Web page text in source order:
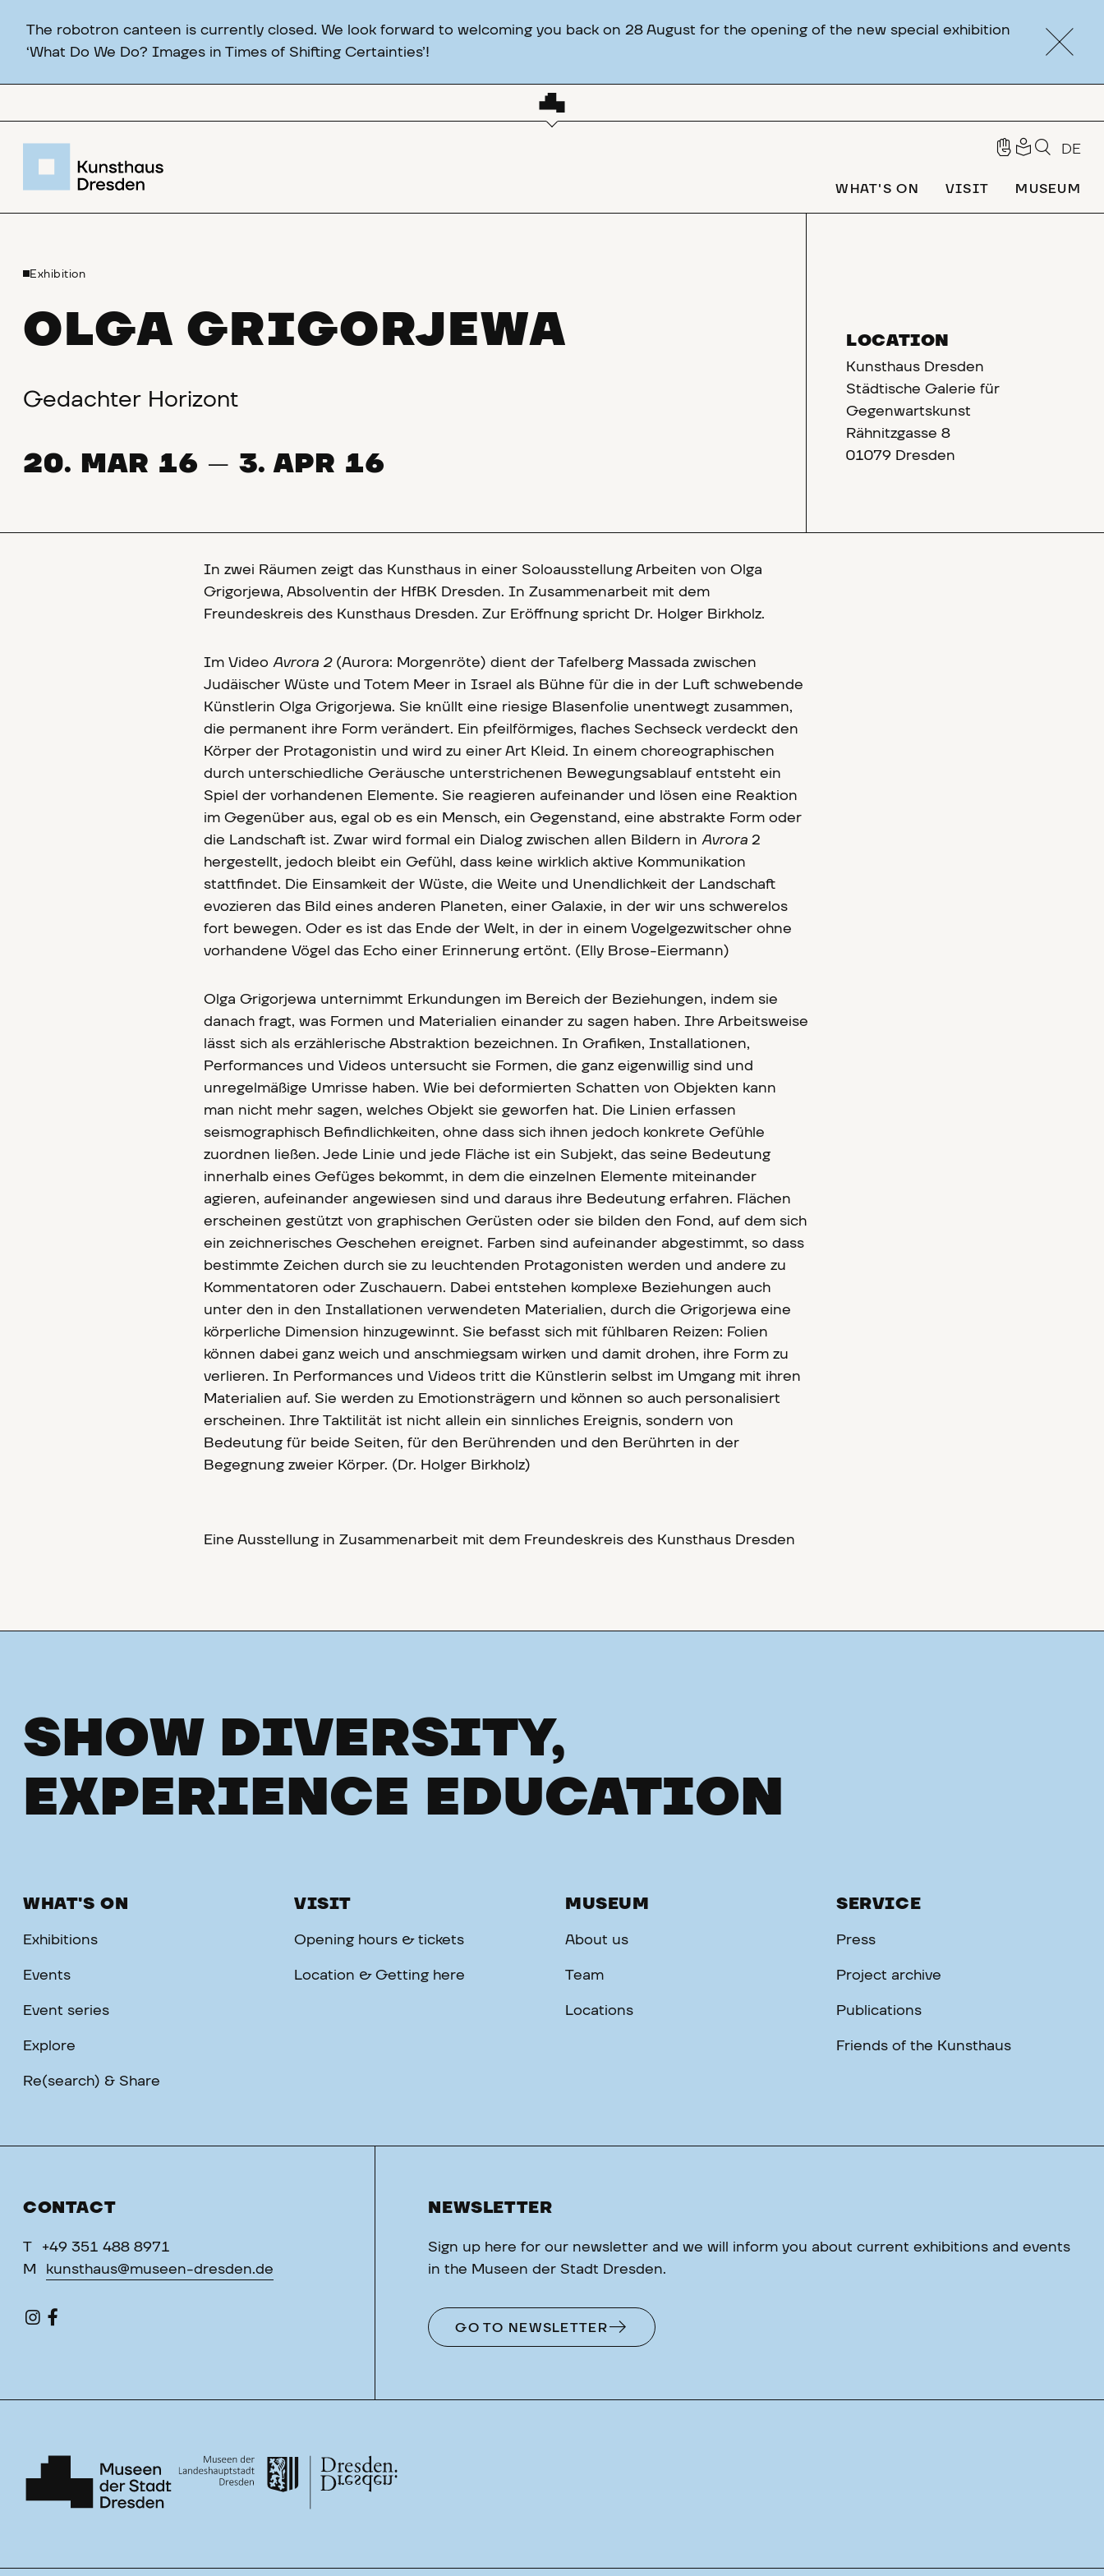
The robotron canteen is currently closed. We look forward to welcoming you back on 28 August for the opening of the new special exhibition
‘What Do We Do? Images in Times of Shifting Certainties’!
DE
WHAT'S ON VISIT MUSEUM
Exhibition
OLGA GRIGORJEWA
Gedachter Horizont
20. MAR 16 — 3. APR 16
LOCATION
Kunsthaus Dresden
Städtische Galerie für
Gegenwartskunst
Rähnitzgasse 8
01079 Dresden
In zwei Räumen zeigt das Kunsthaus in einer Soloausstellung Arbeiten von Olga
Grigorjewa, Absolventin der HfBK Dresden. In Zusammenarbeit mit dem
Freundeskreis des Kunsthaus Dresden. Zur Eröffnung spricht Dr. Holger Birkholz.
Im Video Avrora 2(Aurora: Morgenröte) dient der Tafelberg Massada zwischen
Judäischer Wüste und Totem Meer in Israel als Bühne für die in der Luft schwebende
Künstlerin Olga Grigorjewa. Sie knüllt eine riesige Blasenfolie unentwegt zusammen,
die permanent ihre Form verändert. Ein pfeilförmiges, flaches Sechseck verdeckt den
Körper der Protagonistin und wird zu einer Art Kleid. In einem choreographischen
durch unterschiedliche Geräusche unterstrichenen Bewegungsablauf entsteht ein
Spiel der vorhandenen Elemente. Sie reagieren aufeinander und lösen eine Reaktion
im Gegenüber aus, egal ob es ein Mensch, ein Gegenstand, eine abstrakte Form oder
die Landschaft ist. Zwar wird formal ein Dialog zwischen allen Bildern in Avrora 2
hergestellt, jedoch bleibt ein Gefühl, dass keine wirklich aktive Kommunikation
stattfindet. Die Einsamkeit der Wüste, die Weite und Unendlichkeit der Landschaft
evozieren das Bild eines anderen Planeten, einer Galaxie, in der wir uns schwerelos
fort bewegen. Oder es ist das Ende der Welt, in der in einem Vogelgezwitscher ohne
vorhandene Vögel das Echo einer Erinnerung ertönt. (Elly Brose-Eiermann)
Olga Grigorjewa unternimmt Erkundungen im Bereich der Beziehungen, indem sie
danach fragt, was Formen und Materialien einander zu sagen haben. Ihre Arbeitsweise
lässt sich als erzählerische Abstraktion bezeichnen. In Grafiken, Installationen,
Performances und Videos untersucht sie Formen, die ganz eigenwillig sind und
unregelmäßige Umrisse haben. Wie bei deformierten Schatten von Objekten kann
man nicht mehr sagen, welches Objekt sie geworfen hat. Die Linien erfassen
seismographisch Befindlichkeiten, ohne dass sich ihnen jedoch konkrete Gefühle
zuordnen ließen. Jede Linie und jede Fläche ist ein Subjekt, das seine Bedeutung
innerhalb eines Gefüges bekommt, in dem die einzelnen Elemente miteinander
agieren, aufeinander angewiesen sind und daraus ihre Bedeutung erfahren. Flächen
erscheinen gestützt von graphischen Gerüsten oder sie bilden den Fond, auf dem sich
ein zeichnerisches Geschehen ereignet. Farben sind aufeinander abgestimmt, so dass
bestimmte Zeichen durch sie zu leuchtenden Protagonisten werden und andere zu
Kommentatoren oder Zuschauern. Dabei entstehen komplexe Beziehungen auch
unter den in den Installationen verwendeten Materialien, durch die Grigorjewa eine
körperliche Dimension hinzugewinnt. Sie befasst sich mit fühlbaren Reizen: Folien
können dabei ganz weich und anschmiegsam wirken und damit drohen, ihre Form zu
verlieren. In Performances und Videos tritt die Künstlerin selbst im Umgang mit ihren
Materialien auf. Sie werden zu Emotionsträgern und können so auch personalisiert
erscheinen. Ihre Taktilität ist nicht allein ein sinnliches Ereignis, sondern von
Bedeutung für beide Seiten, für den Berührenden und den Berührten in der
Begegnung zweier Körper. (Dr. Holger Birkholz)
Eine Ausstellung in Zusammenarbeit mit dem Freundeskreis des Kunsthaus Dresden
SHOW DIVERSITY,
EXPERIENCE EDUCATION
WHAT'S ON
Exhibitions
Events
Event series
Explore
Re(search) & Share
VISIT
Opening hours & tickets
Location & Getting here
MUSEUM
About us
Team
Locations
SERVICE
Press
Project archive
Publications
Friends of the Kunsthaus
CONTACT
T
+49 351 488 8971
M
kunsthaus@museen-dresden.de
NEWSLETTER
Sign up here for our newsletter and we will inform you about current exhibitions and events
in the Museen der Stadt Dresden.
GO TO NEWSLETTER